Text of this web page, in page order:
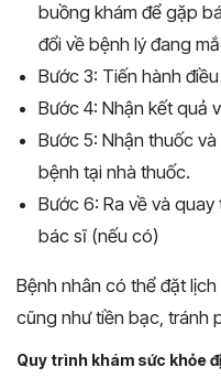
buồng khám để gặp
đổi về bệnh lý đang
Bước 3: Tiến hành
Bước 4: Nhận kết quả
Bước 5: Nhận thuốc
bệnh tại nhà thuốc.
Bước 6: Ra về và
bác sĩ (nếu có)
Bệnh nhân có thể đặt
cũng như tiền bạc, tránh
Quy trình khám sức khỏe